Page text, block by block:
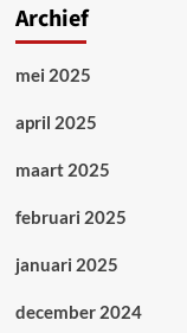
Archief
mei 2025
april 2025
maart 2025
februari 2025
januari 2025
december 2024